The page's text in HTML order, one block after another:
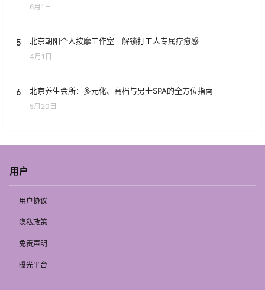
6月1日
5 北京朝阳个人按摩工作室｜解锁打工人专属疗愈感
4月1日
6 北京养生会所：多元化、高档与男士SPA的全方位指南
5月20日
用户
用户协议
隐私政策
免责声明
曝光平台